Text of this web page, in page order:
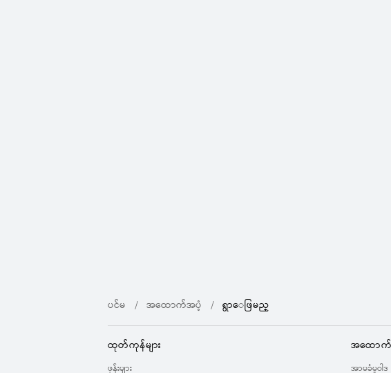
ပင်မ အထောက်အပံ့ ရွာေဖြမည္
ထုတ်ကုန်များ
ဖုန်းများ
အထော
အာမခံမူဝါဒ